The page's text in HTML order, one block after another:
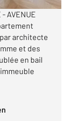
- AVENUE
architecte
et des
en bail